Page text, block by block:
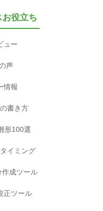
お役立ち
ュー
声
情報
書き方
形100選
イミング
作成ツール
正ツール